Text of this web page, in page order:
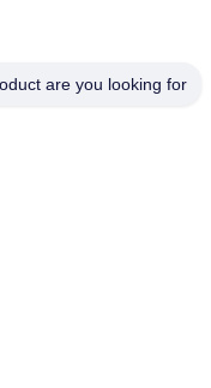
تلفن
are you looking for?